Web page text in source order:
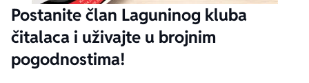
Postanite član Laguninog kluba
čitalaca i uživajte u brojnim
pogodnostima!